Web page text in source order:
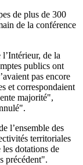
de plus de 300
de la conférence
de la
publics ont
pas encore
et correspondaient
majorité",
l’ensemble des
territoriales
dotations de
précédent".